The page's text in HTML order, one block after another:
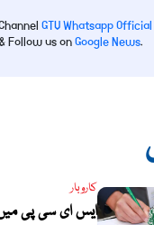
GTV Whatsapp
Follow us onGoogle News
کاروبار